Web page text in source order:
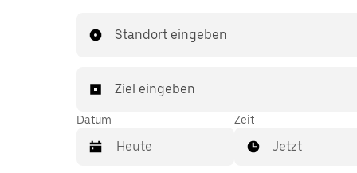
Standort eingeben
Ziel eingeben
Datum Zeit
Jetzt